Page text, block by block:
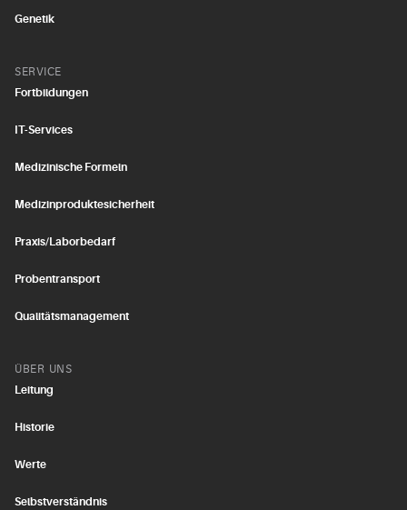
Genetik
SERVICE
Fortbildungen
IT-Services
Medizinische Formeln
Medizinproduktesicherheit
Praxis/Laborbedarf
Probentransport
Qualitätsmanagement
ÜBER UNS
Leitung
Historie
Werte
Selbstverständnis